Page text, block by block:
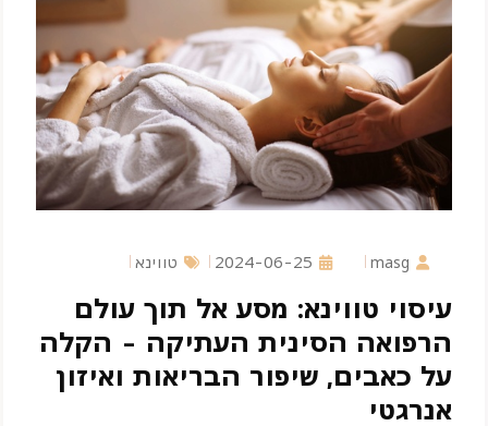
masg
2024-06-25 טווינא
עיסוי טווינא: מסע אל תוך עולם
הרפואה הסינית העתיקה - הקלה
על כאבים, שיפור הבריאות ואיזון
אנרגטי